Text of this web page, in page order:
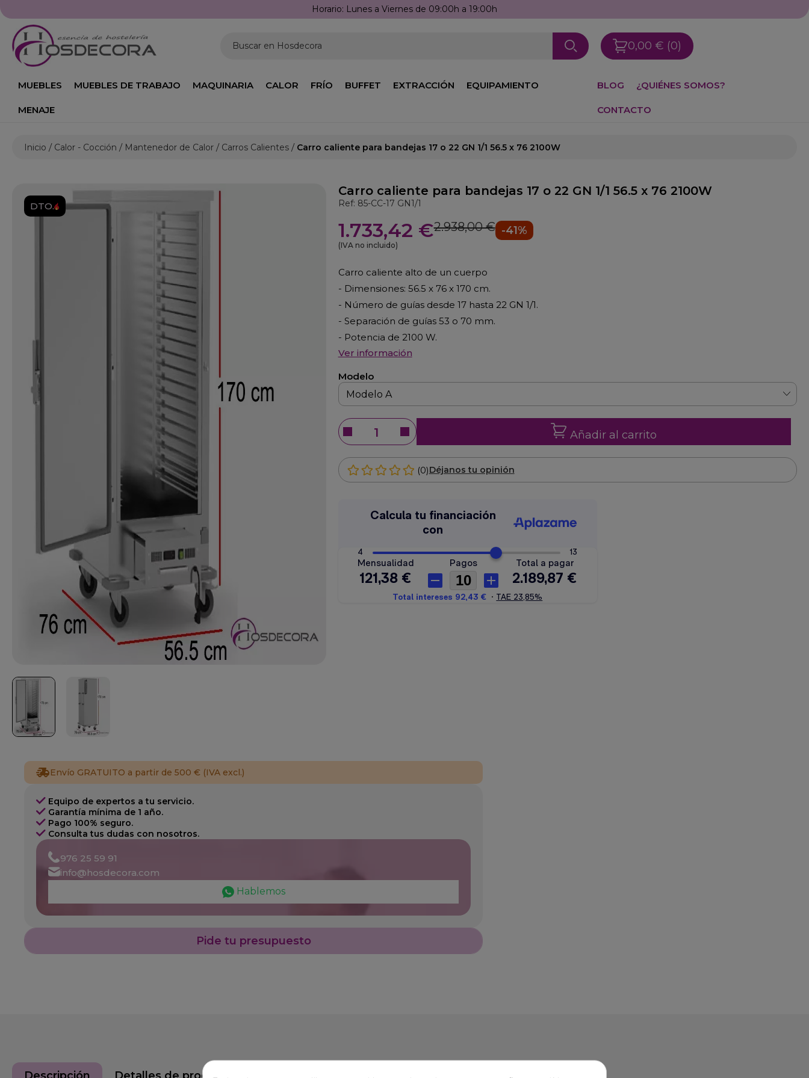
Llámanos: 976 25 59 91
Buscar en Hosdecora 0,00 € (0)
MUEBLES MUEBLES DE TRABAJO MAQUINARIA CALOR FRÍO BUFFET EXTRACCIÓN EQUIPAMIENTO
MENAJE
BLOG ¿QUIÉNES SOMOS?
CONTACTO
Inicio Calor - Cocción Mantenedor de Calor Carros Calientes Carro caliente para bandejas 17 o 22 GN 1/1 56.5 x 76 2100W
DTO.
Carro caliente para bandejas 17 o 22 GN 1/1 56.5 x 76 2100W
Ref: 85-CC-17 GN1/1
1.733,42 €2.938,00 € -41%
(IVA no incluido)
Carro caliente alto de un cuerpo
- Dimensiones: 56.5 x 76 x 170 cm.
- Número de guías desde 17 hasta 22 GN 1/1.
- Separación de guías 53 o 70 mm.
- Potencia de 2100 W.
Ver información
Modelo
Añadir al carrito
(0)Déjanos tu opinión
Envío GRATUITO a partir de 500 € (IVA excl.)
Equipo de expertos a tu servicio.
Garantía mínima de 1 año.
Pago 100% seguro.
Consulta tus dudas con nosotros.
976 25 59 91
info@hosdecora.com
Hablemos
Pide tu presupuesto